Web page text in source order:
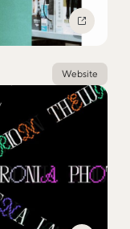
！
Website